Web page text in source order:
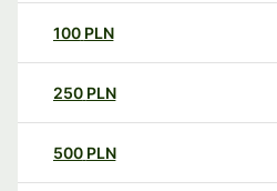
100 PLN
250 PLN
500 PLN